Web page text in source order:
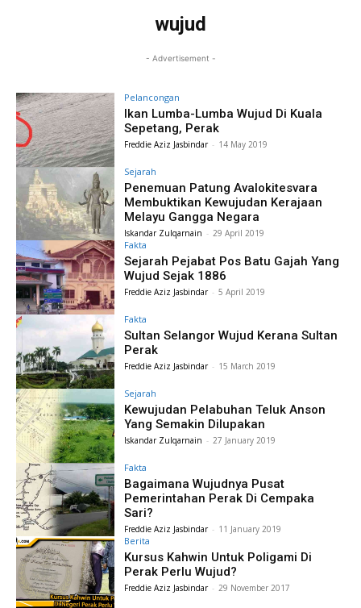
wujud
- Advertisement -
Pelancongan
Ikan Lumba-Lumba Wujud Di Kuala
Sepetang, Perak
Freddie Aziz Jasbindar - 14 May 2019
Sejarah
Penemuan Patung Avalokitesvara
Membuktikan Kewujudan Kerajaan
Melayu Gangga Negara
Iskandar Zulqarnain - 29 April 2019
Fakta
Sejarah Pejabat Pos Batu Gajah Yang
Wujud Sejak 1886
Freddie Aziz Jasbindar - 5 April 2019
Fakta
Sultan Selangor Wujud Kerana Sultan
Perak
Freddie Aziz Jasbindar - 15 March 2019
Sejarah
Kewujudan Pelabuhan Teluk Anson
Yang Semakin Dilupakan
Iskandar Zulqarnain - 27 January 2019
Fakta
Bagaimana Wujudnya Pusat
Pemerintahan Perak Di Cempaka
Sari?
Freddie Aziz Jasbindar - 11 January 2019
Berita
Kursus Kahwin Untuk Poligami Di
Perak Perlu Wujud?
Freddie Aziz Jasbindar - 29 November 2017